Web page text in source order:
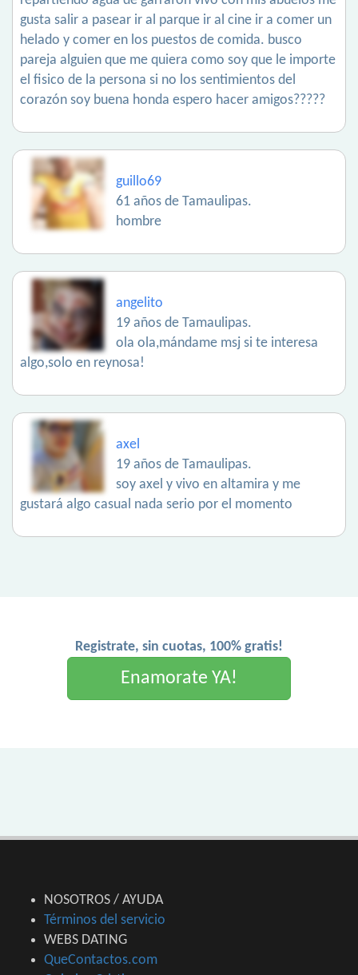
gusta salir a pasear ir al parque ir al cine ir a comer un
helado y comer en los puestos de comida. busco
pareja alguien que me quiera como soy que le importe
el fisico de la persona si no los sentimientos del
corazón soy buena honda espero hacer amigos?????
guillo69
61 años de Tamaulipas.
hombre
angelito
19 años de Tamaulipas.
ola ola,mándame msj si te interesa
algo,solo en reynosa!
axel
19 años de Tamaulipas.
soy axel y vivo en altamira y me
gustará algo casual nada serio por el momento
Registrate, sin cuotas, 100% gratis!
Enamorate YA!
NOSOTROS / AYUDA
Términos del servicio
WEBS DATING
QueContactos.com